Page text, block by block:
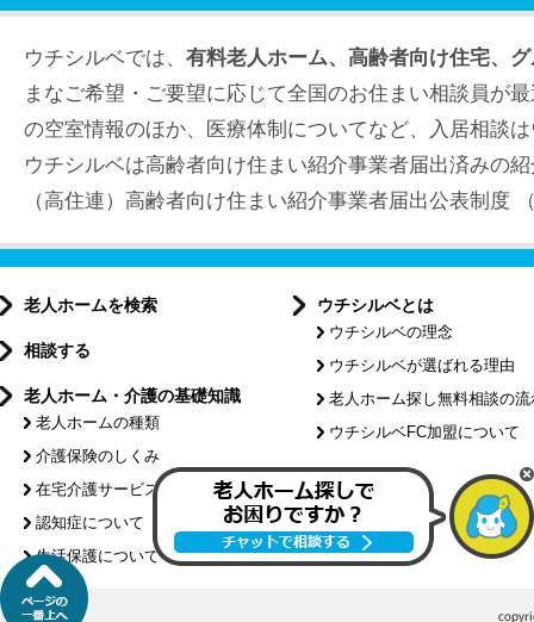
ウチシルベでは、 有料老人ホーム、高齢者向け住宅、
まなご希望・ご要望に応じて全国のお住まい相談員が
の空室情報のほか、医療体制についてなど、入居相談
ウチシルベは高齢者向け住まい紹介事業者届出済みの
（高住連）高齢者向け住まい紹介事業者届出公表制度
老人ホームを検索
相談する
老人ホーム・介護の基礎知識
老人ホームの種類
介護保険のしくみ
在宅介護サービスについて
認知症について
生活保護について
ウチシルベとは
ウチシルベの理念
ウチシルベが選ばれる理由
老人ホーム探し無料相談の流
ウチシルベFC加盟について
特集記事
介護コラム